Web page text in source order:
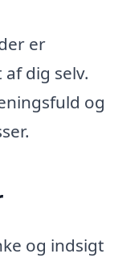
er
dig selv.
og
og indsigt